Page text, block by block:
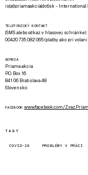
is(at)priamaakcia(dot)sk - International
TELEFONICKÝ KONTAKT
(SMS alebo odkaz v hlasovej schránke):
00420 735 082 065 (platby ako pri
ADRESA
Priama akcia
P.O. Box 16
841 06 Bratislava 48
Slovensko
FACEBOOK www.facebook.com/
TAGY
COVID-19 PROBLÉMY V PRÁCI